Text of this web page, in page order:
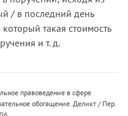
/ в последний день
такая стоимость
и т. д.
правоведение в сфере
обогащение. Деликт / Пер.